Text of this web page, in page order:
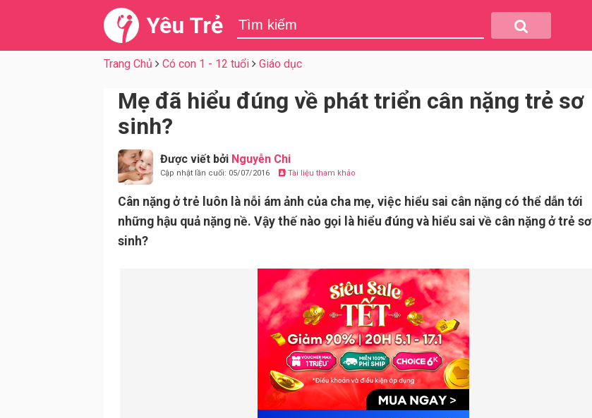
Yêu Trẻ
Trang Chủ Có con 1 - 12 tuổi Giáo dục
Mẹ đã hiểu đúng về phát triển cân nặng trẻ sơ
sinh?
Được viết bởi Nguyễn Chi
Cập nhật lần cuối: 05/07/2016 Tài liệu tham khảo
Cân nặng ở trẻ luôn là nỗi ám ảnh của cha mẹ, việc hiểu sai cân nặng có thể dẫn tới
những hậu quả nặng nề. Vậy thế nào gọi là hiểu đúng và hiểu sai về cân nặng ở trẻ sơ
sinh?